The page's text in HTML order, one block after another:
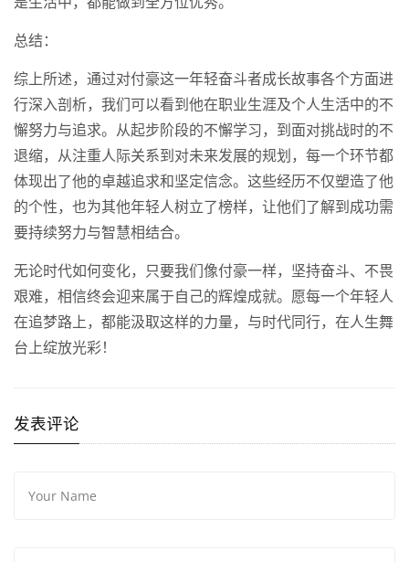
总结：
综上所述，通过对付豪这一年轻奋斗者成长故事各个方面进
行深入剖析，我们可以看到他在职业生涯及个人生活中的不
懈努力与追求。从起步阶段的不懈学习，到面对挑战时的不
退缩，从注重人际关系到对未来发展的规划，每一个环节都
体现出了他的卓越追求和坚定信念。这些经历不仅塑造了他
的个性，也为其他年轻人树立了榜样，让他们了解到成功需
要持续努力与智慧相结合。
无论时代如何变化，只要我们像付豪一样，坚持奋斗、不畏
艰难，相信终会迎来属于自己的辉煌成就。愿每一个年轻人
在追梦路上，都能汲取这样的力量，与时代同行，在人生舞
台上绽放光彩！
发表评论